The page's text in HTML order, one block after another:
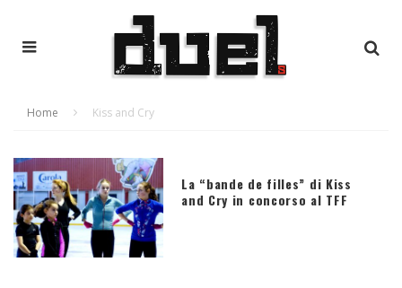
Home Kiss and Cry
La “bande de filles” di Kiss
and Cry in concorso al TFF